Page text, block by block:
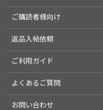
ご購読者様向け
返品入帖依頼
ご利用ガイド
よくあるご質問
お問い合わせ